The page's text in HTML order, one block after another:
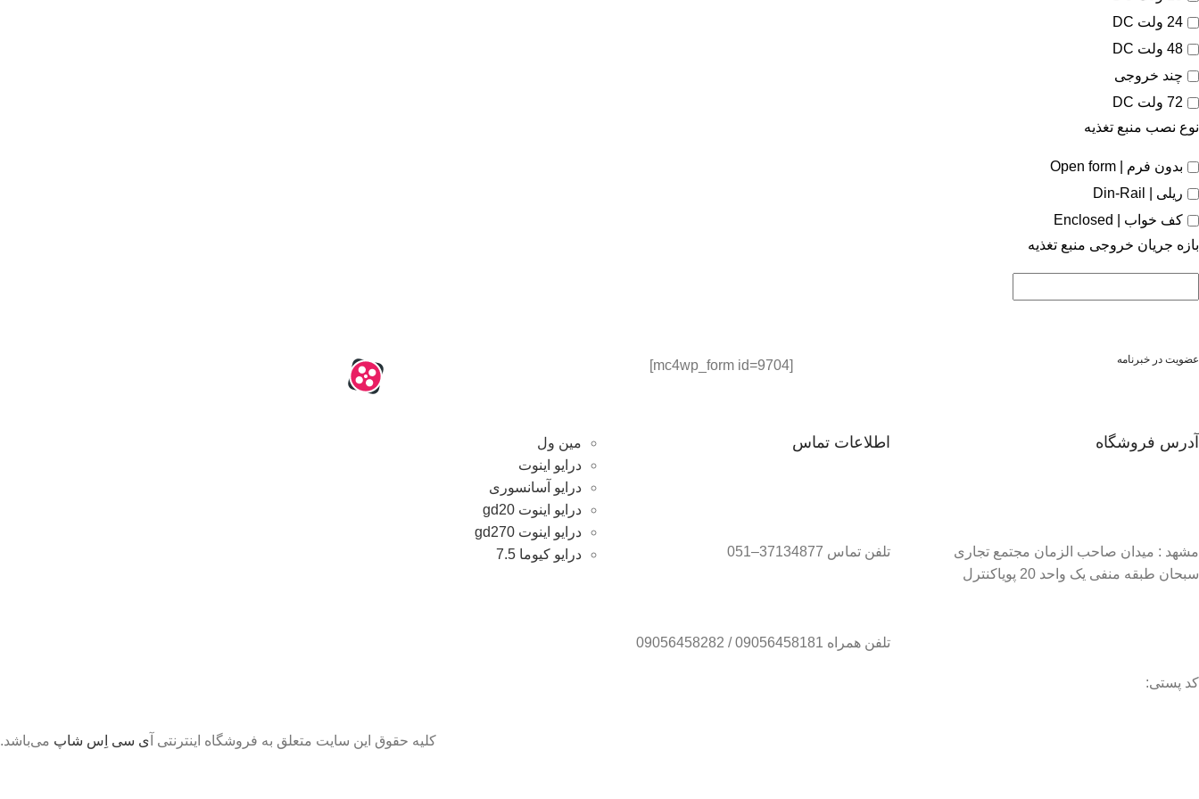
24 ولت DC
48 ولت DC
چند خروجی
72 ولت DC
نوع نصب منبع تغذیه
بدون فرم | Open form
ریلی | Din-Rail
کف خواب | Enclosed
بازه جریان خروجی منبع تغذیه
عضویت در خبرنامه [mc4wp_form id=9704]
آدرس فروشگاه
مشهد : میدان صاحب الزمان مجتمع تجاری
سبحان طبقه منفی یک واحد 20 پویاکنترل
کد پستی:
اطلاعات تماس
تلفن تماس 37134877–051
تلفن همراه 09056458181 / 09056458282
مین ول
درایو اینوت
درایو آسانسوری
درایو اینوت gd20
درایو اینوت gd270
درایو کیوما 7.5
کلیه حقوق این سایت متعلق به فروشگاه اینترنتی آ ی سی اِس شاپ می‌باشد.